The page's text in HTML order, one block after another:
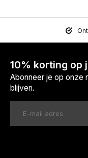
10% korting op
Abonneer je op onze
blijven.